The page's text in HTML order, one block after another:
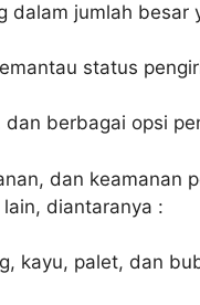
dalam jumlah besar
status
berbagai opsi
dan keamanan
diantaranya :
kayu, palet, dan